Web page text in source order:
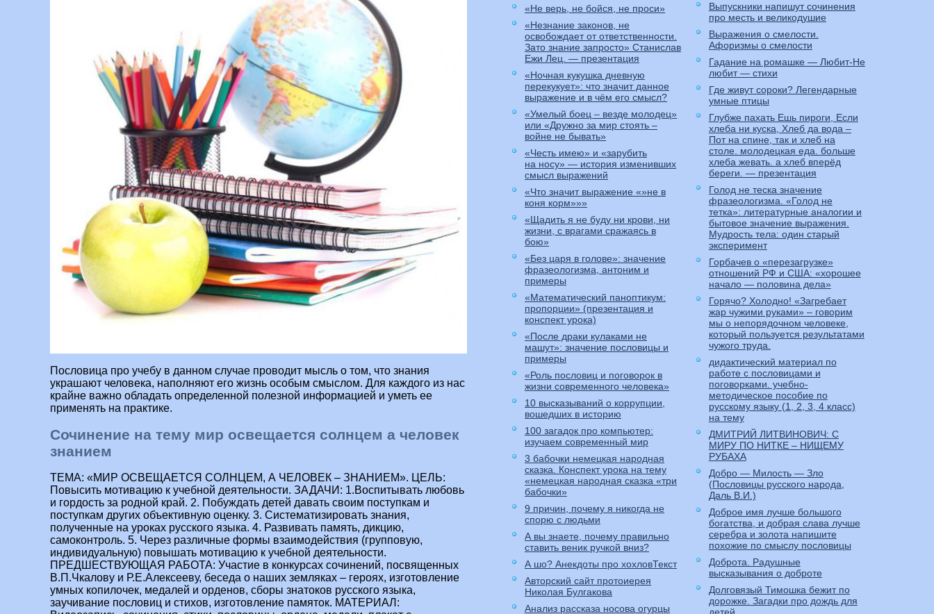
Пословица про учебу в данном случае проводит мысль о том, что знания
украшают человека, наполняют его жизнь особым смыслом. Для каждого из нас
крайне важно обладать определенной полезной информацией и уметь ее
применять на практике.
Сочинение на тему мир освещается солнцем а человек
знанием
ТЕМА: «МИР ОСВЕЩАЕТСЯ СОЛНЦЕМ, А ЧЕЛОВЕК – ЗНАНИЕМ». ЦЕЛЬ: Повысить мотивацию к учебной деятельности. ЗАДАЧИ: 1.Воспитывать любовь и гордость за родной край. 2. Побуждать детей давать своим поступкам и поступкам других объективную оценку. 3. Систематизировать знания, полученные на уроках русского языка. 4. Развивать память, дикцию, самоконтроль. 5. Через различные формы взаимодействия (групповую, индивидуальную) повышать мотивацию к учебной деятельности. ПРЕДШЕСТВУЮЩАЯ РАБОТА: Участие в конкурсах сочинений, посвященных В.П.Чкалову и Р.Е.Алексееву, беседа о наших земляках – героях, изготовление умных копилочек, медалей и орденов, сборы знатоков русского языка, заучивание пословиц и стихов, изготовление памяток. МАТЕРИАЛ: Видеозапись, сочинения, стихи, пословицы, ордена, медали, плакат с качествами, конверты, письма Феди Ошибкина, копилочки, фотографии с любимыми делами. ХОД: П. Ребята, тема нашего занятия «Мир освещается солнцем, а человек знанием». Как вы понимаете эту пословицу? Д. Наша планета освещается солнцем, которое нужно людям и растениям. А людей уважают тех, которые много знают. П. Правильно. И вот сегодня мы на нашем занятии постараемся доказать, что это действительно так. Но прежде предлагаю вам посмотреть видеозапись. ПРОСМОТР ВИДЕОЗАПИСИ «ГОРОД – МОЕ ВАСИЛЕВО». П. Скажите, пожалуйста, о ком и о чем эта видеозапись? Д. О городе Чкаловске и о В.П.Чкалове. П. Правильно. Нам с вами очень повезло родиться на родине великого летчика – испытателя, в честь которого назван наш районный центр – В.П.Чкалова. Когда – то и он был таким же мальчишкой, как многие из вас. Давайте послушаем о нем небольшое сообщение. Д. СООБЩЕНИЕ О В.П.ЧКАЛОВЕ. В.П.Чкалов родился 2 февраля 1904 года. С самого детства В.П.Чкалов был очень любознательным. В это время у каждого закладываются основные черты характера, и В. Чкалов воспитывал в себе силу воли, отзывчивость и упорство в достижении любых целей. Именно эти черты характера и пригодились ему в будущем. Рос он отчаянным сорванцом, но никогда не обижал слабых, а наоборот, заступался за них. Любил рыбалку, во время которой заплывал на середину реки, а зимой лихо спускался на лыжах с крутого берега Волги на широкую снежную гладь. В летном мастерстве совершенствовался быстро, летал отчаянно и умело. Его уважали за требовательность к себе, за то, что он был очень спокойным, как летчик и человек. Всемирно известным В.П. стал одним прекрасным ранним утром 20 июля 1936 года. Когда он совершил легендарный беспосадочный перелет из Москвы в Америку. Погиб Валерий Павлович 12.12.1938 года при испытании нового двигателя на самолете «И-16». Он летел над городом на неисправном самолете и, чтобы спасти жизнь людей он отдает свою. А самолет разбивается вдали от города. В своей короткой жизни Чкалов сумел добиться звания депутата Верховного Совета СССР и с честью носил его до конца. П. Но не только В.П. прославил наш край. Очень широко известно и имя Ростислава Евгеньевича Алексеева, которое носит школа, в которой вы учитесь. Многие из вас были в школьном музее и участвовали в конкурсе сочинений, посвященного дню рождения Ростислава Евгеньевича. Предлагаю послушать, одно из лучших сочинений, в котором наиболее полно, рассказывается о жизни и деятельности Алексеева. СООБЩЕНИЕ О Р. Е. АЛЕКСЕЕВЕ. П. А каких еще знаменитых людей чкаловской земли вы знаете? И чем они знамениты? Д. Клочков- Коряков- Каманин- Грачев- П. Ребята, прислушайтесь к себе, и скажите, пожалуйста, какие же чувства возникли у вас, после того как были прослушаны сообщения? Д. Гордость, радость, бодрость, желание брать пример. П. А, как вы, считаете, почему эти люди достигли таких высот? Д. Они хорошо и много учились, много знали, постоянно работали над собой. П. А, скажите, где ребенок получает основной багаж знаний? Д. В школе. П. Правильно. Звенят разноголосые звонки От Дальнего Востока до Карпат. И снова в школы, будто ручейки, Волнуясь, ваши сверстники спешат. В любую карту загляни- Дорог на свете много. Но начинаются они От школьного порога. Отсюда вся страна видна На все четыре стороны Зовет на подвиги она, И это очень здорово И, чтобы продолжить наш разговор дальше, предлагаю спуститься в класс. ( спускаемся в кабинет самоподготовки, рассаживаемся по местам) П. Все заняли свои места и готовы разговаривать дальше? Д. Да. П. Сегодня пятница, подведение итогов за неделю. Давайте вспомним, что же несет каждый день для школьников. (дети по очереди рассказывают стихи) Понед. Понедельник – день начальный, Он недели всей начальник. Он всегда глядит вперед, Тон работы задает. ,Вторн. Вторник – это день второй, Собранный и деловой, Расслабления не жди, Много дела впереди. Среда. У среды своя задача, Свой особенный рассчет. Кто учил – тому удача, Остальным – наоборот. Четверг. А четверг преодолели Половину всей недели. Это словно спуск с горы, Не расслабься до поры. Пятн. Пятница – весьма серьезна, Не окончены дела. Подтянись, еще не поздно, Ведь неделя не прошла. Субб. Ну, а это я – суббота, У меня своя забота. Надо книги почитать, Свою комнату прибрать. Воскрес. Воскресенье – день особый Самый лучший – выходной! Можно на кружки ходить, Младшим в группе подсобить. П. Трудна школьная неделя, но и богата она оценками. У самых трудолюбивых полный дневник «4» и «5». И вот сейчас, по нашей традиции, можно подводить итоги и чествовать лучших. (Дети считают в дневниках «4» и «5» за неделю. У кого больше, дети желают успехов в дальнейшей учебе – надевают «ордена умников» – у кого «5» и «медали» – у кого «4». Отмечается самый аккуратный дневник, тетради, портфель. Говорим добрые слова отстающим.). П. Учеба – это самая главная и самая трудная деятельность в вашем возрасте. Дорогие, ребята, чтобы хорошо учиться, вы должны уметь хорошо организовать свою учебу, установить свой личный режим работы на каждый день. Нельзя опускать руки, не перед какими трудностями. И нужно вырабатывать у себя такие качества, которые вам помогут овладеть школьными знаниями. ( На доске плакат с положительными качествами : УСЕРДИЕ, УСИДЧИВОСТЬ, СОБРАННОСТЬ, ЖЕЛАНИЕ, ТЕРПЕНИЕ, ОРГАНИЗОВАННОСТЬ, ТРУДОЛЮБИЕ, АККУРАТНОСТЬ, САМОСТОЯТЕЛЬНОСТЬ, ДОБРОЖЕЛАТЕЛЬНОСТЬ, АКТИВНОСТЬ, ВНИМАТЕЛЬНОСТЬ, ОТВЕТСТВЕННОСТЬ, САМОКОНТРОЛЬ, ЦЕЛЕУСТРЕМЛЕННОСТЬ). П. Как вы считаете, эти качества можно отнести к положительным или отрицательным? Д. К положительным. П. Посмотрите, у вас на столе лежат большие белые конверты. В них полоски с этими качествами и два конверта поменьше – синий и красный. Отложите в красный конверт те качества, которые у вас уже есть, а в синий – те, над которыми еще нужно работать. ( Дети выполняют задание. Спросить 2-3 человек, назвать, что у них получилось). П. А теперь, я вас попрошу положить в копилочки оба конверта и если у вас, что-то будет не получаться, открывать синий конвертик и смотреть, какие качества там остались. Потому что, возможно, из-за невнимательности не решается задача, из-за неаккуратности грязные тетради. А через месяц мы опять заглянем в эти конвертики и посмотрим, может быть что- то удастся переложить из синего в красный. Чтобы конверты нам не мешали, уберите их, пожалуйста, в умные копилочки. (Умные копилочки – сундучки с личными правилами и шпаргалками). П. С давних пор русский народ относился с почтением к ученым людям. Существует очень много пословиц об учении, знаниях. Но они немножко заблудились, начало и конец потеряли друг друга. Сейчас мы поработаем парами. Каждая пара должна собрать по 3 пословицы и объяснить ее смысл. (Пословицы: 1. Кто много читает – тот много знает. 2. Книгу читать – как на крыльях летать. 3. Век живи – век учись. 4. Без терпенья – нет ученья. 5. Без наук – как без рук. 6. Испокон века – книга растит человека. 7.Корень ученья горек – да плод его сладок. 8.Красна птица опереньем – а человек ученьем. 9.Ученье и труд – все перетрут. 10. Ученье свет – а неученье тьма. 11. Не хвастайся ученьем – а хвастайся уменьем. 12. Мудр тот, кто знает нужное – а не многое. (Дети выполняют задание и объясняют свой выбор). П. Ой, чуть не забыла, нам опять прислал письма наш друг Федя Ошибкин. Так как он хотел написать для всех, то очень торопился и сделал очень много ошибок. Давайте прочитаем эти письма и найдем ошибки. Желающие могут пользоваться шпаргалочками из своего сундучка. ПИСЬМО ДЛЯ 3 КЛАССА. Здравствуйте, ребята! Мои дИла идут нормально. Правда Вшколе я учусь плохо. Учителя попались злые. Ставят одни плохие оценки. Я конеЧЬНо иногда прогуливаю уроки и беспричинно НЕГотовлю домашнее задание. Ведь лучше, не прилагая никаких усилий, гулять НАУлице, смотреть телевизор, прослушивать любимые диски. А, как ваши дИла? ПиШЫте! Ваш друК федя ОшиПкин. ПИСЬМО ДЛЯ 5 КЛАССА. ЗдрАСтвуйте ребята! МАИ дИла идут нормально. Правда Вшколе я учусь плохо. Учителя попались злые. Ставят одни плохие оценки. Я конеЧЬНо иногда прогуливаю уроки и беЗПричинно НЕГотовлю домашнее задание. Ведь лучше, НЕПриЛОГая никаких усилий, гулЯТ НАУлице смотреть телевизор ПРАслушивать любимые диски. А, как дИла у вас. ПиШЫте! Ваш друК федя ОшиПкин. ПИСЬМО ДЛЯ 6-7 КЛАССА. ЗдрАСтуйте ребята! МАИ дИла идут нормально. Правда Вшколе я учусь плохо. Учителя ПАПались злые. Ставят одни плохие оценки. Я конеЧЬНо иногда прогуливаю уроки и беЗПричиНо НЕГотовлю домашнее задание. Ведь лучше НЕПриЛОГая никаких усилий гулЯТ НАУлице смотреть телевизор ПРАслушивать любимые диски. А, как дИла у вас. ПиШЫте! Ваш друК федя ОшиПкин. 3класс- 10 ошибок. 5класс- 20 ошибок. 6-7класс – 24 ошибки. Здравствуйте – проверочное слово «здравие». Чтобы проверить непроизносимую согласную в корне слова нужно подобрать такое слово, чтобы согласный был под ударением. Здравствуйте, ребята!- Ребята – обращение, стоит в конце предложения, значит, обособляется запятой. Мои – проверочное слово «мой». Чтобы проверить безударную гласную в корне слова нужно подобрать однокоренное слово, где эта гласная была бы под ударением. Дела – проверочное слово «дело». Чтобы проверить безударную гласную в корне слова нужно подобрать однокоренное слово, где эта гласная была бы под ударением. В школе – орфограмма пробел. М
«Не верь, не бойся, не проси»
«Незнание законов, не
освобождает от ответственности.
Зато знание запросто» Станислав
Ежи Лец. — презентация
«Ночная кукушка дневную
перекукует»: что значит данное
выражение и в чём его смысл?
«Умелый боец – везде молодец»
или «Дружно за мир стоять –
войне не бывать»
«Честь имею» и «зарубить
на носу» — история изменивших
смысл выражений
«Что значит выражение «»не в
коня корм»»»
«Щадить я не буду ни крови, ни
жизни, с врагами сражаясь в
бою»
«Без царя в голове»: значение
фразеологизма, антоним и
примеры
«Математический паноптикум:
пропорции» (презентация и
конспект урока)
«После драки кулаками не
машут»: значение пословицы и
примеры
«Роль пословиц и поговорок в
жизни современного человека»
10 высказываний о коррупции,
вошедших в историю
100 загадок про компьютер:
изучаем современный мир
3 бабочки немецкая народная
сказка. Конспект урока на тему
«немецкая народная сказка «три
бабочки»
9 причин, почему я никогда не
спорю с людьми
А вы знаете, почему правильно
ставить веник ручкой вниз?
А шо? Анекдоты про хохловТекст
Авторский сайт протоиерея
Николая Булгакова
Анализ рассказа носова огурцы
Выпускники напишут сочинения
про месть и великодушие
Выражения о смелости.
Афоризмы о смелости
Гадание на ромашке — Любит-Не
любит — стихи
Где живут сороки? Легендарные
умные птицы
Глубже пахать Ешь пироги, Если
хлеба ни куска, Хлеб да вода –
Пот на спине, так и хлеб на
столе. молодецкая еда. больше
хлеба жевать. а хлеб вперёд
береги. — презентация
Голод не теска значение
фразеологизма. «Голод не
тетка»: литературные аналогии и
бытовое значение выражения.
Мудрость тела: один старый
эксперимент
Горбачев о «перезагрузке»
отношений РФ и США: «хорошее
начало — половина дела»
Горячо? Холодно! «Загребает
жар чужими руками» – говорим
мы о непорядочном человеке,
который пользуется результатами
чужого труда.
дидактический материал по
работе с пословицами и
поговорками. учебно-
методическое пособие по
русскому языку (1, 2, 3, 4 класс)
на тему
ДМИТРИЙ ЛИТВИНОВИЧ: С
МИРУ ПО НИТКЕ – НИЩЕМУ
РУБАХА
Добро — Милость — Зло
(Пословицы русского народа,
Даль В.И.)
Доброе имя лучше большого
богатства, и добрая слава лучше
серебра и золота напишите
похожие по смыслу пословицы
Доброта. Радушные
высказывания о доброте
Долговязый Тимошка бежит по
дорожке. Загадки про дождь для